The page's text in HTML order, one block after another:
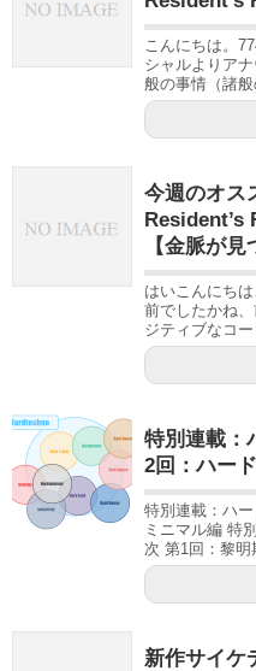
こんにちは。
シャルよりア
般の事情（諸般
今週のオス
Resident’s
【金脈が見
はいこんにち
前でしたかね
ジティブなコ
特別連載：
2回：ハー
特別連載：ハ
ミニマル編 特
次 第1回：黎明
新作サイケ